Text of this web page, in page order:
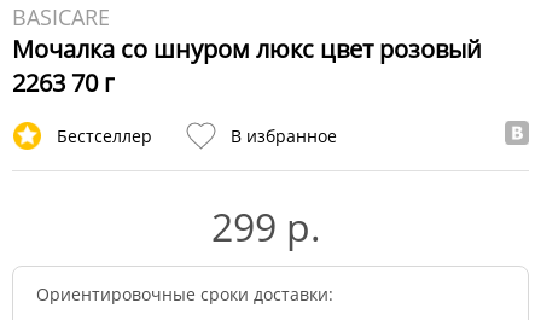
BASICARE
Мочалка со шнуром люкс цвет розовый
2263 70 г
Бестселлер В избранное
299 р.
Ориентировочные сроки доставки: